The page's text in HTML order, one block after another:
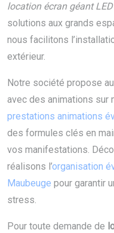
location écran géant
solutions aux grands
nous facilitons
extérieur.
Notre société propose
avec des animations sur
prestations animations
des formules clés en
vos manifestations.
réalisons l’organisation
Maubeuge pour garantir
stress.
Pour toute demande de